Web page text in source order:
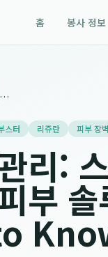
홈 봉사 정보
차앤박 재생 관리: 스킨부스터로 완성하는 독자적 피부 솔루션: Everything You Need to Know
스터 리쥬란 피부 장벽
리:
부